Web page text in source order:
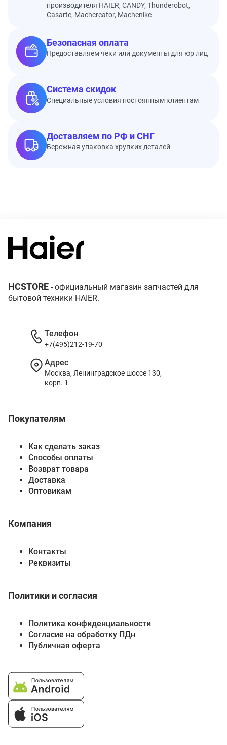
производителя HAIER, CANDY, Thunderobot,
Casarte, Machcreator, Machenike
Безопасная оплата
Предоставляем чеки или документы для юр лиц
Система скидок
Специальные условия постоянным клиентам
Доставляем по РФ и СНГ
Бережная упаковка хрупких деталей
HCSTORE - официальный магазин запчастей для
бытовой техники HAIER.
Покупателям
Как сделать заказ
Способы оплаты
Возврат товара
Доставка
Оптовикам
Компания
Контакты
Реквизиты
Политики и согласия
Политика конфиденциальности
Согласие на обработку ПДн
Публичная оферта
Телефон
+7(495)212-19-70
Адрес
Москва, Ленинградское шоссе 130,
корп. 1